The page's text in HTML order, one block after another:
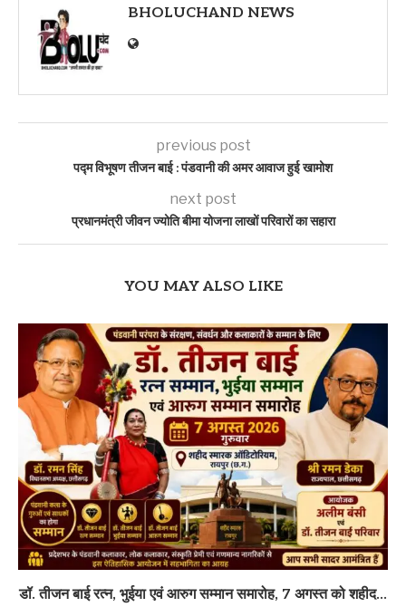
BHOLUCHAND NEWS
previous post
पद्म विभूषण तीजन बाई : पंडवानी की अमर आवाज हुई खामोश
next post
प्रधानमंत्री जीवन ज्योति बीमा योजना लाखों परिवारों का सहारा
YOU MAY ALSO LIKE
डॉ. तीजन बाई रत्न, भुईया एवं आरुग सम्मान समारोह, 7 अगस्त को शहीद...